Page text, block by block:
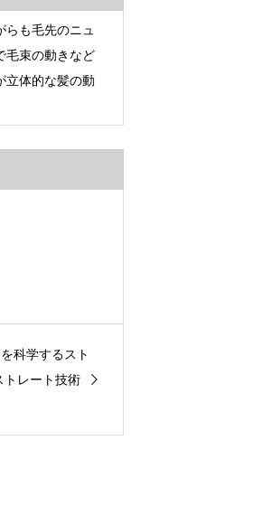
も毛先のニュ
毛束の動きなど
立体的な髪の動
科学するスト
トレート技術